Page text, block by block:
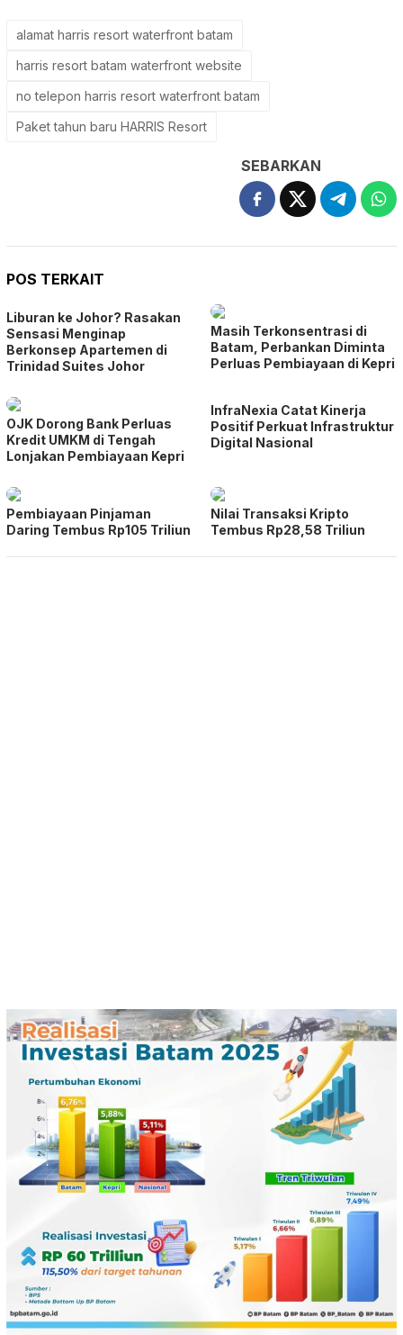
alamat harris resort waterfront batam
harris resort batam waterfront website
no telepon harris resort waterfront batam
Paket tahun baru HARRIS Resort
SEBARKAN
POS TERKAIT
Liburan ke Johor? Rasakan
Sensasi Menginap
Berkonsep Apartemen di
Trinidad Suites Johor
Masih Terkonsentrasi di
Batam, Perbankan Diminta
Perluas Pembiayaan di Kepri
OJK Dorong Bank Perluas
Kredit UMKM di Tengah
Lonjakan Pembiayaan Kepri
InfraNexia Catat Kinerja
Positif Perkuat Infrastruktur
Digital Nasional
Pembiayaan Pinjaman
Daring Tembus Rp105 Triliun
Nilai Transaksi Kripto
Tembus Rp28,58 Triliun